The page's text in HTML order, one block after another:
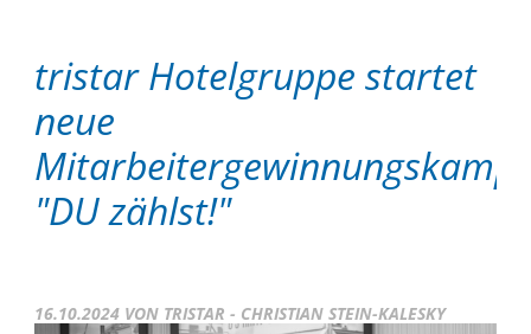
tristar Hotelgruppe startet
neue
"DU zählst!"
16.10.2024VON TRISTAR - CHRISTIAN STEIN-KALESKY